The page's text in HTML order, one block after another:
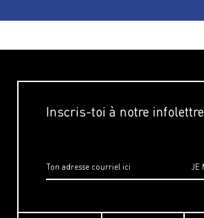
Inscris-toi à notre infolettre